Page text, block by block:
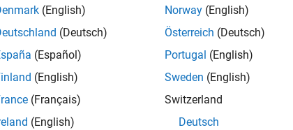
of 302,031
(English)
(Deutsch)
(Español)
(English)
(Français)
(English)
Norway (English)
Österreich (Deutsch)
Portugal (English)
Sweden (English)
Switzerland
Deutsch